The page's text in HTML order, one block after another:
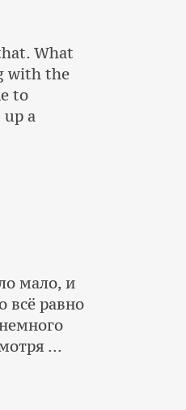
What
with the
to
a
мало, и
всё равно
...